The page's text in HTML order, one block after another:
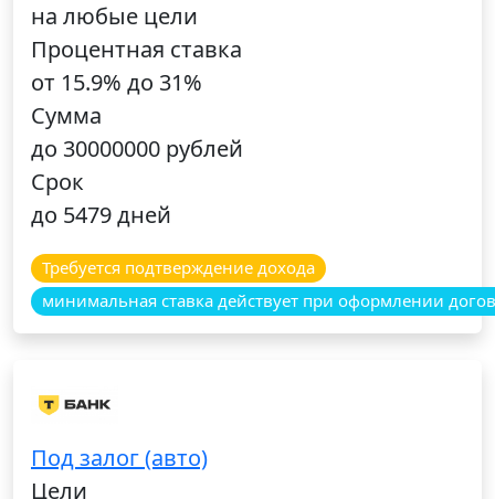
на любые цели
Процентная ставка
от 15.9% до 31%
Сумма
до 30000000 рублей
Срок
до 5479 дней
Требуется подтверждение дохода
минимальная ставка действует при оформлении
Под залог (авто)
Цели